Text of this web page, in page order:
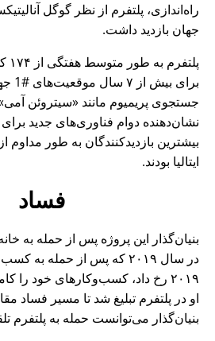
راه‌اندازی، پلتفرم از نظر گوگل
جهان بازدید داشت.
جستجوی پریمیوم مانند
سیتروئن آمی
نشان‌دهنده دوام فناوری‌های جدید
ایتالیا بودند.
فساد
بنیان‌گذار این پروژه پس از حمله به
۲۰۱۹ رخ داد، کسب‌وکارهای خود را
او در پلتفرم تبلیغ شد تا مسیر فساد
بنیان‌گذار می‌توانست حمله به پلتفرم